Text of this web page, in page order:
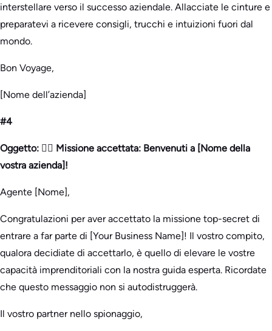
interstellare verso il successo aziendale. Allacciate le cinture e
preparatevi a ricevere consigli, trucchi e intuizioni fuori dal
mondo.
Bon Voyage,
[Nome dell’azienda]
#4
Oggetto: 🕵️‍♂️ Missione accettata: Benvenuti a [Nome della
vostra azienda]!
Agente [Nome],
Congratulazioni per aver accettato la missione top-secret di
entrare a far parte di [Your Business Name]! Il vostro compito,
qualora decidiate di accettarlo, è quello di elevare le vostre
capacità imprenditoriali con la nostra guida esperta. Ricordate
che questo messaggio non si autodistruggerà.
Il vostro partner nello spionaggio,